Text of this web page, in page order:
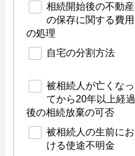
相続開始後の不動産
の保存に関する費用
の処理
自宅の分割方法
被相続人が亡くなっ
てから20年以上経過
後の相続放棄の可否
被相続人の生前にお
ける使途不明金